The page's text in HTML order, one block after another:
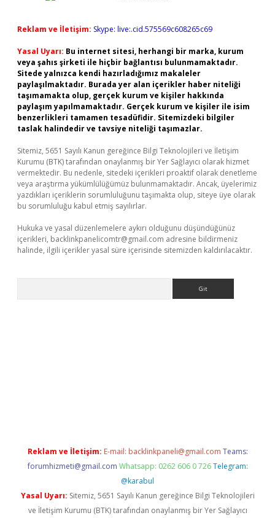
Reklam ve İletişim: Skype: live:.cid.575569c608265c69
Yasal Uyarı: Bu internet sitesi, herhangi bir marka, kurum
veya şahıs şirketi ile hiçbir bağlantısı bulunmamaktadır.
Sitede yalnızca kendi hazırladığımız makaleler
paylaşılmaktadır. Burada yer alan içerikler haber niteliği
taşımamakta olup, gerçek kurum ve kişiler hakkında
paylaşım yapılmamaktadır. Gerçek kurum ve kişiler ile isim
benzerlikleri tamamen tesadüfidir. Sitemizdeki bilgiler
taslak halindedir ve tavsiye niteliği taşımazlar.
Sitemiz, 5651 Sayılı Kanun gereğince Bilgi Teknolojileri ve İletişim
Kurumu (BTK) tarafından onaylanmış bir Yer Sağlayıcı olarak hizmet
vermektedir. Bu nedenle, sitedeki içerikleri proaktif olarak denetleme
veya araştırma yükümlülüğümüz bulunmamaktadır. Ancak, üyelerimiz
yazdıkları içeriklerin sorumluluğunu taşımakta olup, siteye üye olarak
bu sorumluluğu kabul etmiş sayılırlar.
Hukuka ve yasal düzenlemelere aykırı olduğunu düşündüğünüz
içerikleri, backlinkpanelicomtr@gmail.com adresine bildirmeniz
halinde, ilgili içerikler yasal süre içerisinde sitemizden kaldırılacaktır.
Reklam ve İletişim: E-mail: backlinkpaneli@gmail.com Teams:
forumhizmeti@gmail.com Whatsapp: 0262 606 0 726 Telegram:
@karabul
Yasal Uyarı: Sitemiz, 5651 Sayılı Kanun gereğince Bilgi Teknolojileri
ve İletişim Kurumu (BTK) tarafından onaylanmış bir Yer Sağlayıcı